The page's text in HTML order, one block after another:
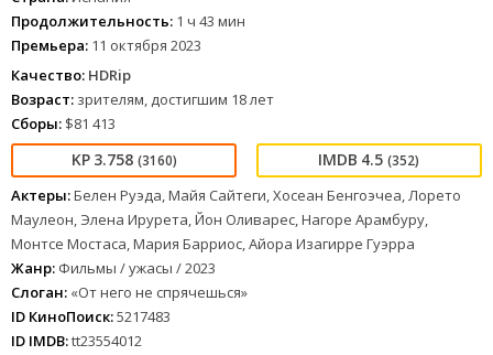
Продолжительность: 1 ч 43 мин
Премьера: 11 октября 2023
Качество: HDRip
Возраст: зрителям, достигшим 18 лет
Сборы: $81 413
3.758 (3160) 4.5 (352)
Актеры:Белен Руэда, Майя Сайтеги, Хосеан Бенгоэчеа, Лорето
Маулеон, Элена Ирурета, Йон Оливарес, Нагоре Арамбуру,
Монтсе Мостаса, Мария Барриос, Айора Изагирре Гуэрра
Жанр: Фильмы / ужасы / 2023
Слоган: «От него не спрячешься»
ID КиноПоиск:5217483
ID IMDB:tt23554012